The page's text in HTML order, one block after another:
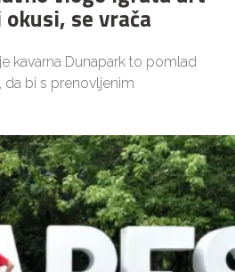
se vrača
kavarna Dunapark to pomlad
da bi s prenovljenim